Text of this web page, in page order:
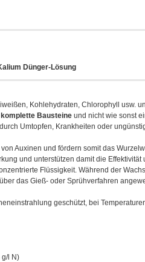
Dünger-Lösung
Kohlehydraten, Chlorophyll usw.
komplette Bausteine und nicht wie sonst
Umtopfen, Krankheiten oder
Auxinen und fördern somit das
und unterstützen damit die
Flüssigkeit. Während der
das Gieß- oder Sprühverfahren
geschützt, bei
g/l N)